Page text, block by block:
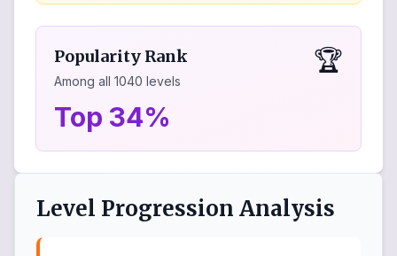
Popularity Rank
Among all 1040 levels
🏆
Top 34%
Level Progression Analysis